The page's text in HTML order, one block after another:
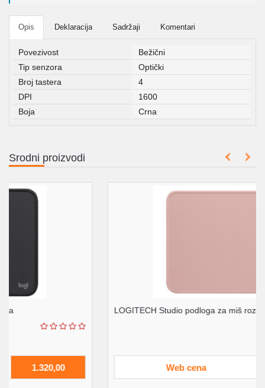
Opis Deklaracija Sadržaji Komentari
Povezivost
Bežični
Tip senzora
Optički
Broj tastera
4
DPI
1600
Boja
Crna
Srodni proizvodi
LOGITECH Studio podloga za miš roze
1.320,00